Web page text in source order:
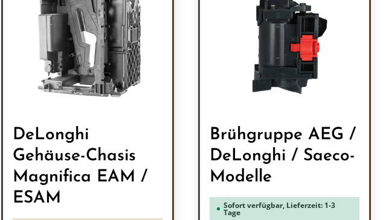
DeLonghi
Gehäuse-Chasis
Magnifica EAM /
ESAM
Brühgruppe AEG /
DeLonghi / Saeco-
Modelle
Sofort verfügbar, Lieferzeit: 1-3
Tage